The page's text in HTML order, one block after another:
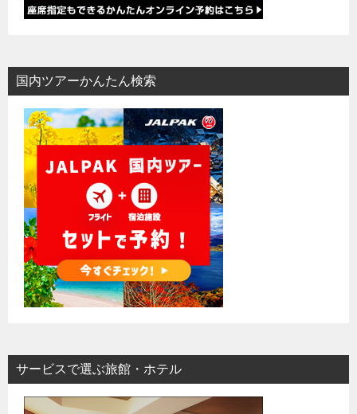
国内ツアーかんたん検索
サービスで選ぶ旅館・ホテル